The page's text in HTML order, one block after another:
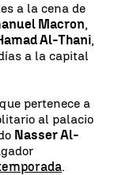
a la cena de
Macron,
Al-Thani,
a la capital
pertenece a
al palacio
Nasser Al-
.